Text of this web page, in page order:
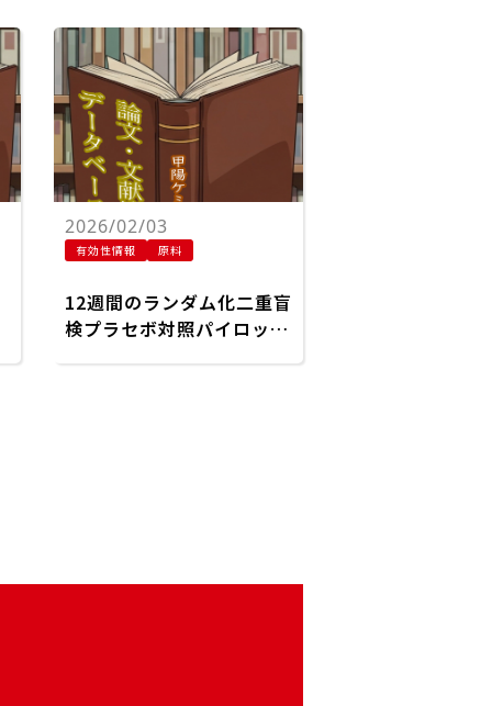
2026/02/03
有効性情報 原料
12週間のランダム化二重盲
検プラセボ対照パイロット